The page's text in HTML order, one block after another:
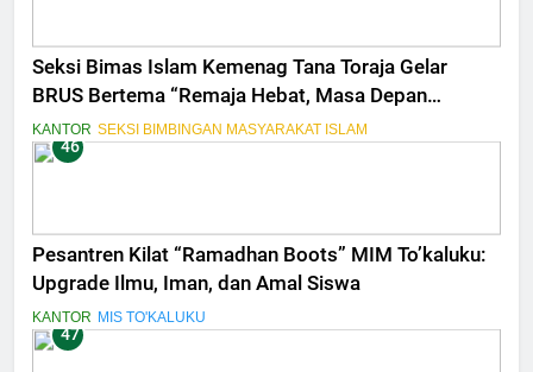
Seksi Bimas Islam Kemenag Tana Toraja Gelar
BRUS Bertema “Remaja Hebat, Masa Depan
Bermartabat”
KANTOR SEKSI BIMBINGAN MASYARAKAT ISLAM
46
Pesantren Kilat “Ramadhan Boots” MIM To’kaluku:
Upgrade Ilmu, Iman, dan Amal Siswa
KANTOR MIS TO'KALUKU
47